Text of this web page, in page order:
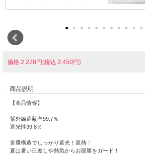
価格:2,228円(税込 2,450円)
商品説明
【商品情報】
紫外線遮蔽率99.7％
遮光性99.8％
多重構造でしっかり遮光！遮熱！
夏は暑い日差しや熱気からお部屋をガード！